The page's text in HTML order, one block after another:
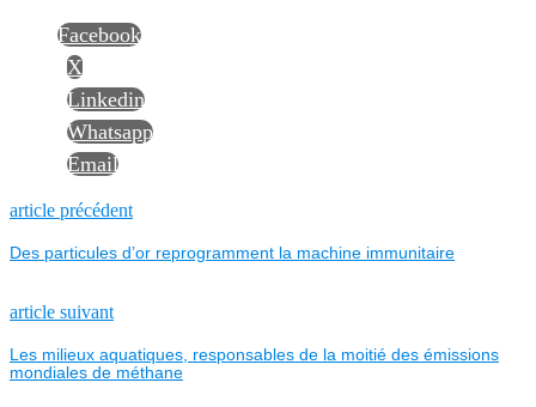
Facebook
X
Linkedin
Whatsapp
Email
NAVIGATION
DE
L’ARTICLE
article précédentPrevious
Des particules d’or reprogramment la machine immunitaire
article suivantNext
Les milieux aquatiques, responsables de la moitié des émissions
mondiales de méthane